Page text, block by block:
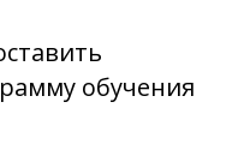
обучения